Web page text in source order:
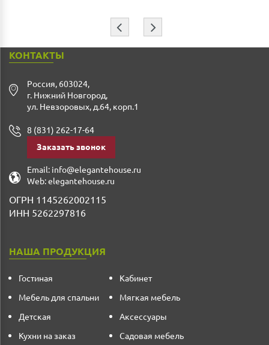
⇦ ⇨
КОНТАКТЫ
Россия, 603024,
г. Нижний Новгород,
ул. Невзоровых, д.64, корп.1
8 (831) 262-17-64
Заказать звонок
Email: info@elegantehouse.ru
Web:elegantehouse.ru
ОГРН 1145262002115
ИНН 5262297816
НАША ПРОДУКЦИЯ
Гостиная
Мебель для спальни
Детская
Кухни на заказ
Кабинет
Мягкая мебель
Аксессуары
Садовая мебель